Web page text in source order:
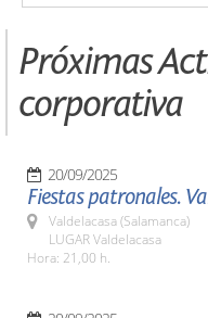
Próximas
corporativa
20/09/2025
Fiestas patronales.
Valdelacasa (Salamanca)
LUGAR Valdelacasa
Hora: 21,00 h.